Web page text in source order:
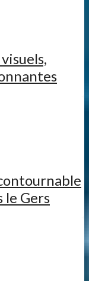
le Gers